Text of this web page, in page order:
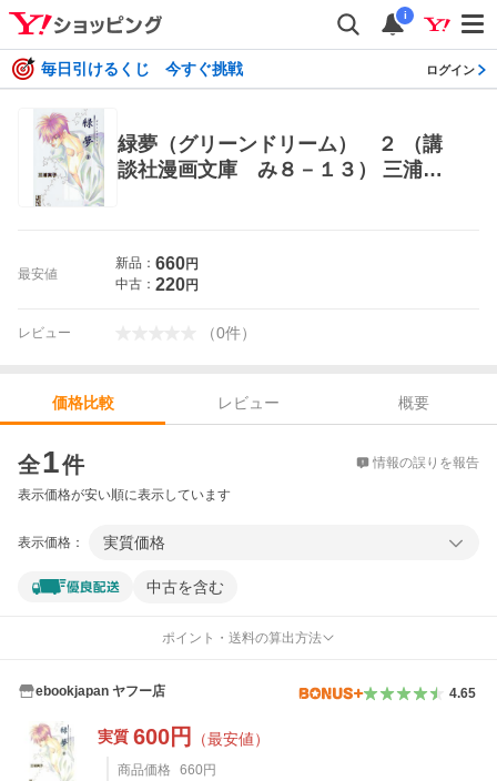
i
毎日引けるくじ 今すぐ挑戦 ログイン
緑夢（グリーンドリーム） ２ （講
談社漫画文庫 み８－１３） 三浦実
最安値
新品： 660円
中古： 220円
レビュー （0件）
価格比較 レビュー
概要
全1件 情報の誤りを報告
表示価格が安い順に表示しています
表示価格： 実質価格
中古を含む
ポイント・送料の算出方法
ebookjapan ヤフー店 4.65
実質 600円 （最安値）
商品価格 660 円